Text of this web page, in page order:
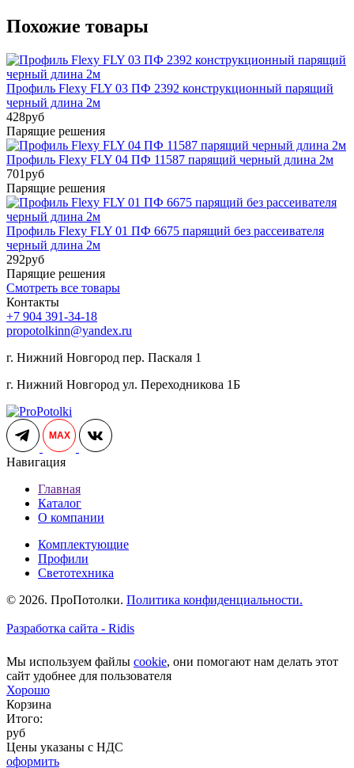
Похожие товары
Профиль Flexy FLY 03 ПФ 2392 конструкционный парящий
черный длина 2м
428руб
Парящие решения
Профиль Flexy FLY 04 ПФ 11587 парящий черный длина 2м
701руб
Парящие решения
Профиль Flexy FLY 01 ПФ 6675 парящий без рассеивателя
черный длина 2м
292руб
Парящие решения
Смотреть все товары
Контакты
+7 904 391-34-18
propotolkinn@yandex.ru
г. Нижний Новгород пер. Паскаля 1
г. Нижний Новгород ул. Переходникова 1Б
MAX
Навигация
Главная
Каталог
О компании
Комплектующие
Профили
Светотехника
© 2026. ПроПотолки. Политика конфиденциальности.
Разработка сайта - Ridis
Мы используем файлы cookie, они помогают нам делать этот
сайт удобнее для пользователя
Хорошо
Корзина
Итого:
руб
Цены указаны с НДС
оформить